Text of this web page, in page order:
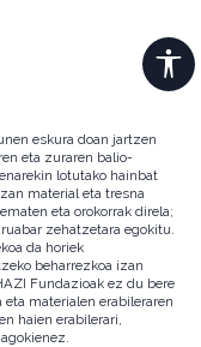
eskura doan jartzen
eta zuraren balio-
lotutako hainbat
material eta tresna
eta orokorrak direla;
zehatzetara egokitu.
da horiek
beharrezkoa izan
Fundazioak ez du bere
materialen erabileraren
haien erabilerari,